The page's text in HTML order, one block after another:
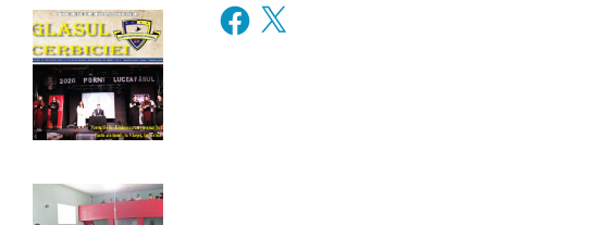
Facebook
X